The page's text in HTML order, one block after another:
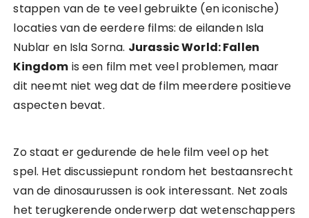
stappen van de te veel gebruikte (en iconische)
locaties van de eerdere films: de eilanden Isla
Nublar en Isla Sorna. Jurassic World: Fallen
Kingdom is een film met veel problemen, maar
dit neemt niet weg dat de film meerdere positieve
aspecten bevat.
Zo staat er gedurende de hele film veel op het
spel. Het discussiepunt rondom het bestaansrecht
van de dinosaurussen is ook interessant. Net zoals
het terugkerende onderwerp dat wetenschappers